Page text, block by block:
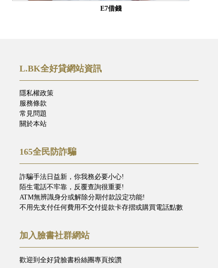
E7借錢
L.BK全好貸網站資訊
隱私權政策
服務條款
常見問題
關於本站
165全民防詐騙
詐騙手法日益新，你我務必要小心!
陌生電話不牢靠，反覆查詢很重要!
ATM無辨識身分或解除分期付款設定功能!
不用先支付任何費用不交付提款卡存摺或購買電話點數
加入臉書社群網站
歡迎到全好貸臉書粉絲團專頁按讚